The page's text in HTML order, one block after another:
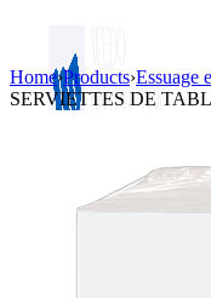
Home›Products›Essuage
SERVIETTES DE